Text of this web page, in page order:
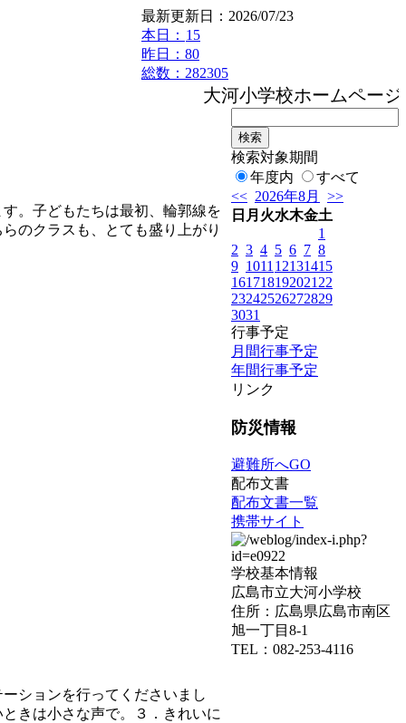
最新更新日：2026/07/23
本日： 15
昨日：80
総数：282305
大河小学校ホームページ
。子どもたちは最初、輪郭線を
のクラスも、とても盛り上がり
ションを行ってくださいまし
きは小さな声で。３．きれいに
検索対象期間
年度内
すべて
<< 2026年8月
>>
日 月 火水木金土
1
2 3 4 5 6 7 8
9 1011 12131415
161718192021 22
23242526272829
3031
行事予定
月間行事予定
年間行事予定
リンク
防災情報
避難所へGO
配布文書
配布文書一覧
携帯サイト
学校基本情報
広島市立大河小学校
住所：広島県広島市南区
旭一丁目8-1
TEL：082-253-4116